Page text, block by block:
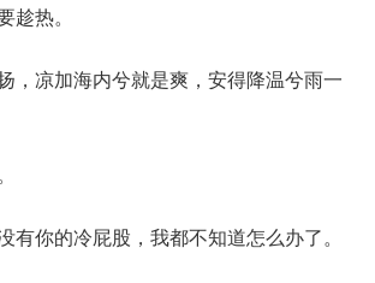
趁热。
，凉加海内兮就是爽，安得降温兮雨一
有你的冷屁股，我都不知道怎么办了。